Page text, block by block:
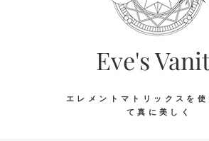
Eve's
エレメントマトリックスを使
て真に美しく